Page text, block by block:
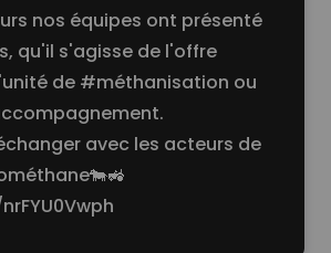
nos équipes ont présenté
qu'il s'agisse de l'offre
de #méthanisation ou
avec les acteurs de